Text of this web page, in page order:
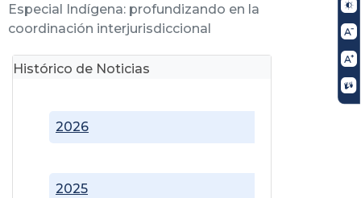
Especial Indígena: profundizando en la
coordinación interjurisdiccional
Histórico de Noticias
2025
2026